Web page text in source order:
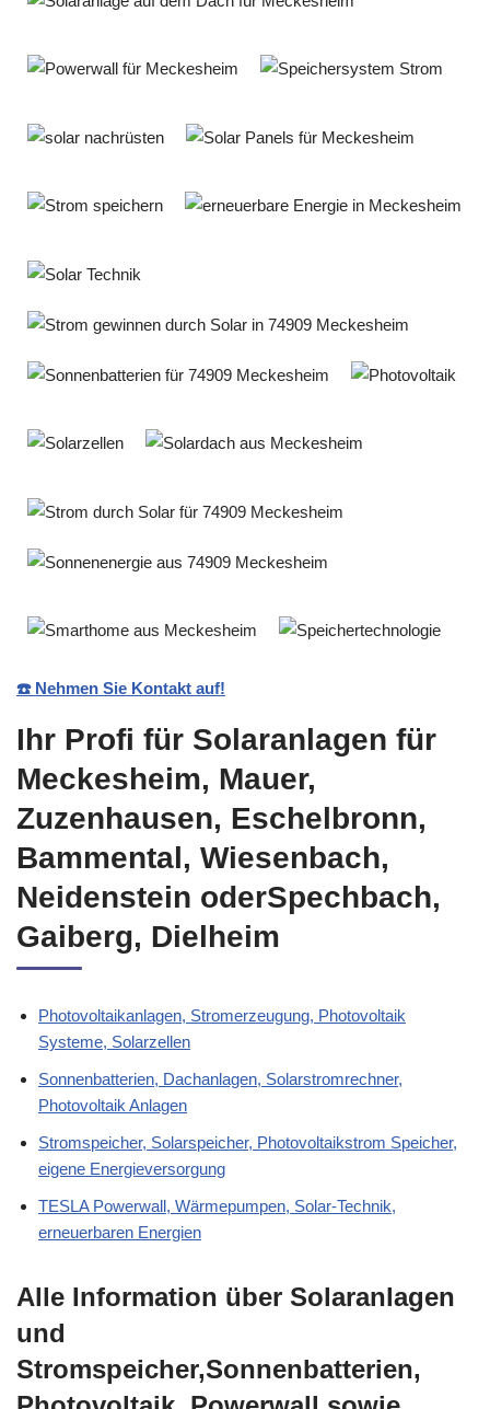
☎️ Nehmen Sie Kontakt auf!
Ihr Profi für Solaranlagen für
Meckesheim, Mauer,
Zuzenhausen, Eschelbronn,
Bammental, Wiesenbach,
Neidenstein oderSpechbach,
Gaiberg, Dielheim
Photovoltaikanlagen, Stromerzeugung, Photovoltaik
Systeme, Solarzellen
Sonnenbatterien, Dachanlagen, Solarstromrechner,
Photovoltaik Anlagen
Stromspeicher, Solarspeicher, Photovoltaikstrom Speicher,
eigene Energieversorgung
TESLA Powerwall, Wärmepumpen, Solar-Technik,
erneuerbaren Energien
Alle Information über Solaranlagen
und
Stromspeicher,Sonnenbatterien,